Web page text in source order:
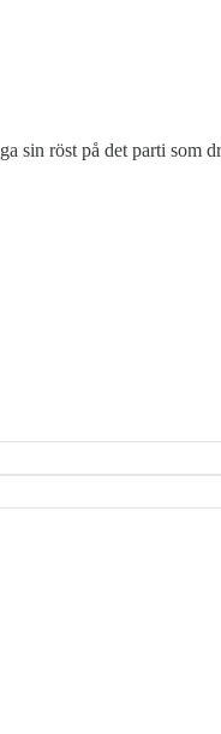
sin röst på det parti som